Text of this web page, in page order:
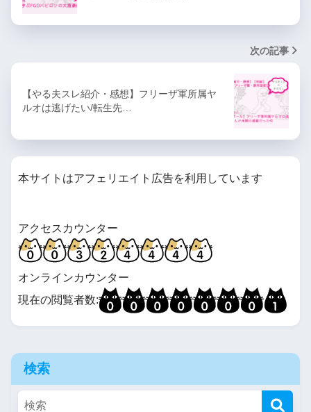
次の記事
【やる夫スレ紹介・感想】フリーザ軍所属ヤ
ルオは逃げたい/転生先…
本サイトはアフェリエイト広告を利用しています
アクセスカウンター
オンラインカウンター
現在の閲覧者数:
検索